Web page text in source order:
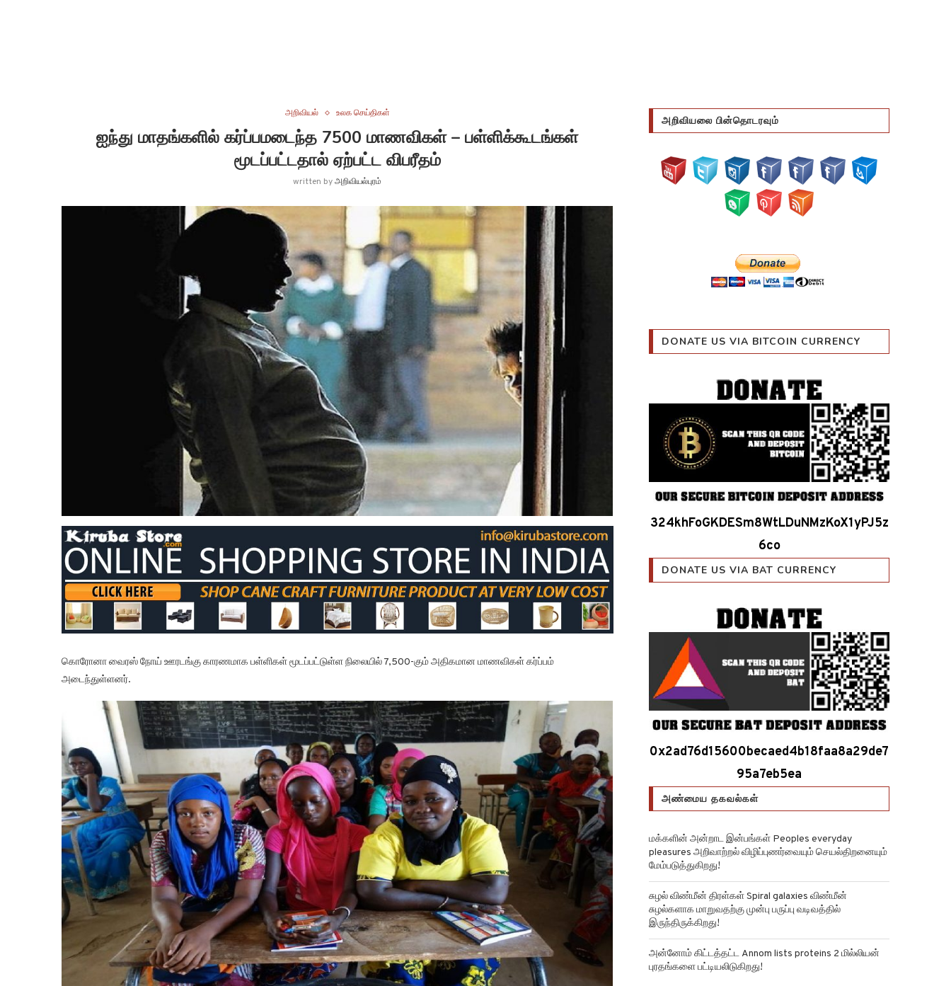
அறிவியல் உலக செய்திகள்
ஐந்து மாதங்களில் கர்ப்பமடைந்த 7500 மாணவிகள் – பள்ளிக்கூடங்கள்
மூடப்பட்டதால் ஏற்பட்ட விபரீதம்
written byஅறிவியல்புரம்
கொரோனா வைரஸ் நோய் ஊரடங்கு காரணமாக பள்ளிகள் மூடப்பட்டுள்ள நிலையில் 7,500-கும் அதிகமான மாணவிகள் கர்ப்பம்
அடைந்துள்ளனர்.
அறிவியலை பின்தொடரவும்
DONATE US VIA BITCOIN CURRENCY
324khFoGKDESm8WtLDuNMzKoX1yPJ5z
6co
DONATE US VIA BAT CURRENCY
0x2ad76d15600becaed4b18faa8a29de7
95a7eb5ea
அண்மைய தகவல்கள்
மக்களின் அன்றாட இன்பங்கள் Peoples everyday
pleasures அறிவாற்றல் விழிப்புணர்வையும் செயல்திறனையும்
மேம்படுத்துகிறது!
சுழல் விண்மீன் திரள்கள் Spiral galaxies விண்மீன்
சுழல்களாக மாறுவதற்கு முன்பு பருப்பு வடிவத்தில்
இருந்திருக்கிறது!
அன்னோம் கிட்டத்தட்ட Annom lists proteins 2 மில்லியன்
புரதங்களை பட்டியலிடுகிறது!